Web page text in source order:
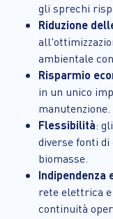
gli sprechi
Riduzione
ambientale
Risparmio
in un unico
manutenzione.
Flessibilità:
diverse fonti
biomasse.
Indipendenza
rete elettrica
continuità